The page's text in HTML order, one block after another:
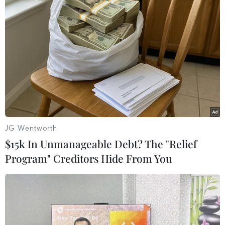
Sự phục hồi kinh tế của Thái Lan được coi là chậm hơn
so với các nước Đông Nam Á khác, với ngành du lịch
quan trọng mới bắt đầu phục hồi vào năm ngoái với
11,15 triệu lượt khách du lịch nước ngoài.
JG Wentworth
$15k In Unmanageable Debt? The "Relief
Program" Creditors Hide From You